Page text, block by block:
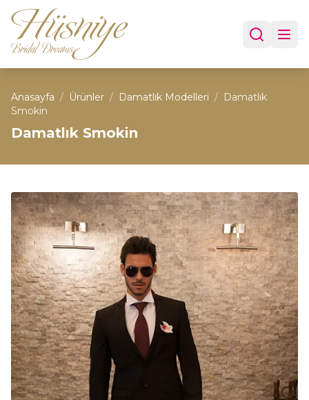
Anasayfa / Ürünler / Damatlık Modelleri / Damatlık
Smokin
Damatlık Smokin